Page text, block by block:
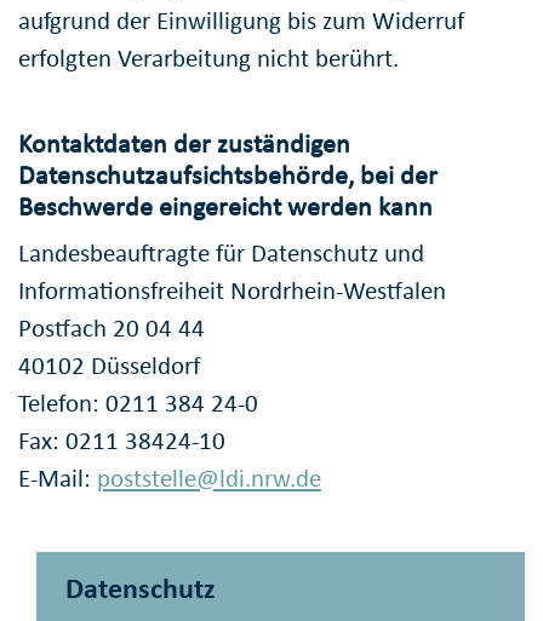
aufgrund der Einwilligung bis zum Widerruf
erfolgten Verarbeitung nicht berührt.
Kontaktdaten der zuständigen
Datenschutzaufsichtsbehörde, bei der
Beschwerde eingereicht werden kann
Landesbeauftragte für Datenschutz und
Informationsfreiheit Nordrhein-Westfalen
Postfach 20 04 44
40102 Düsseldorf
Telefon: 0211 384 24-0
Fax: 0211 38424-10
E-Mail: poststelle@ldi.nrw.de
Datenschutz